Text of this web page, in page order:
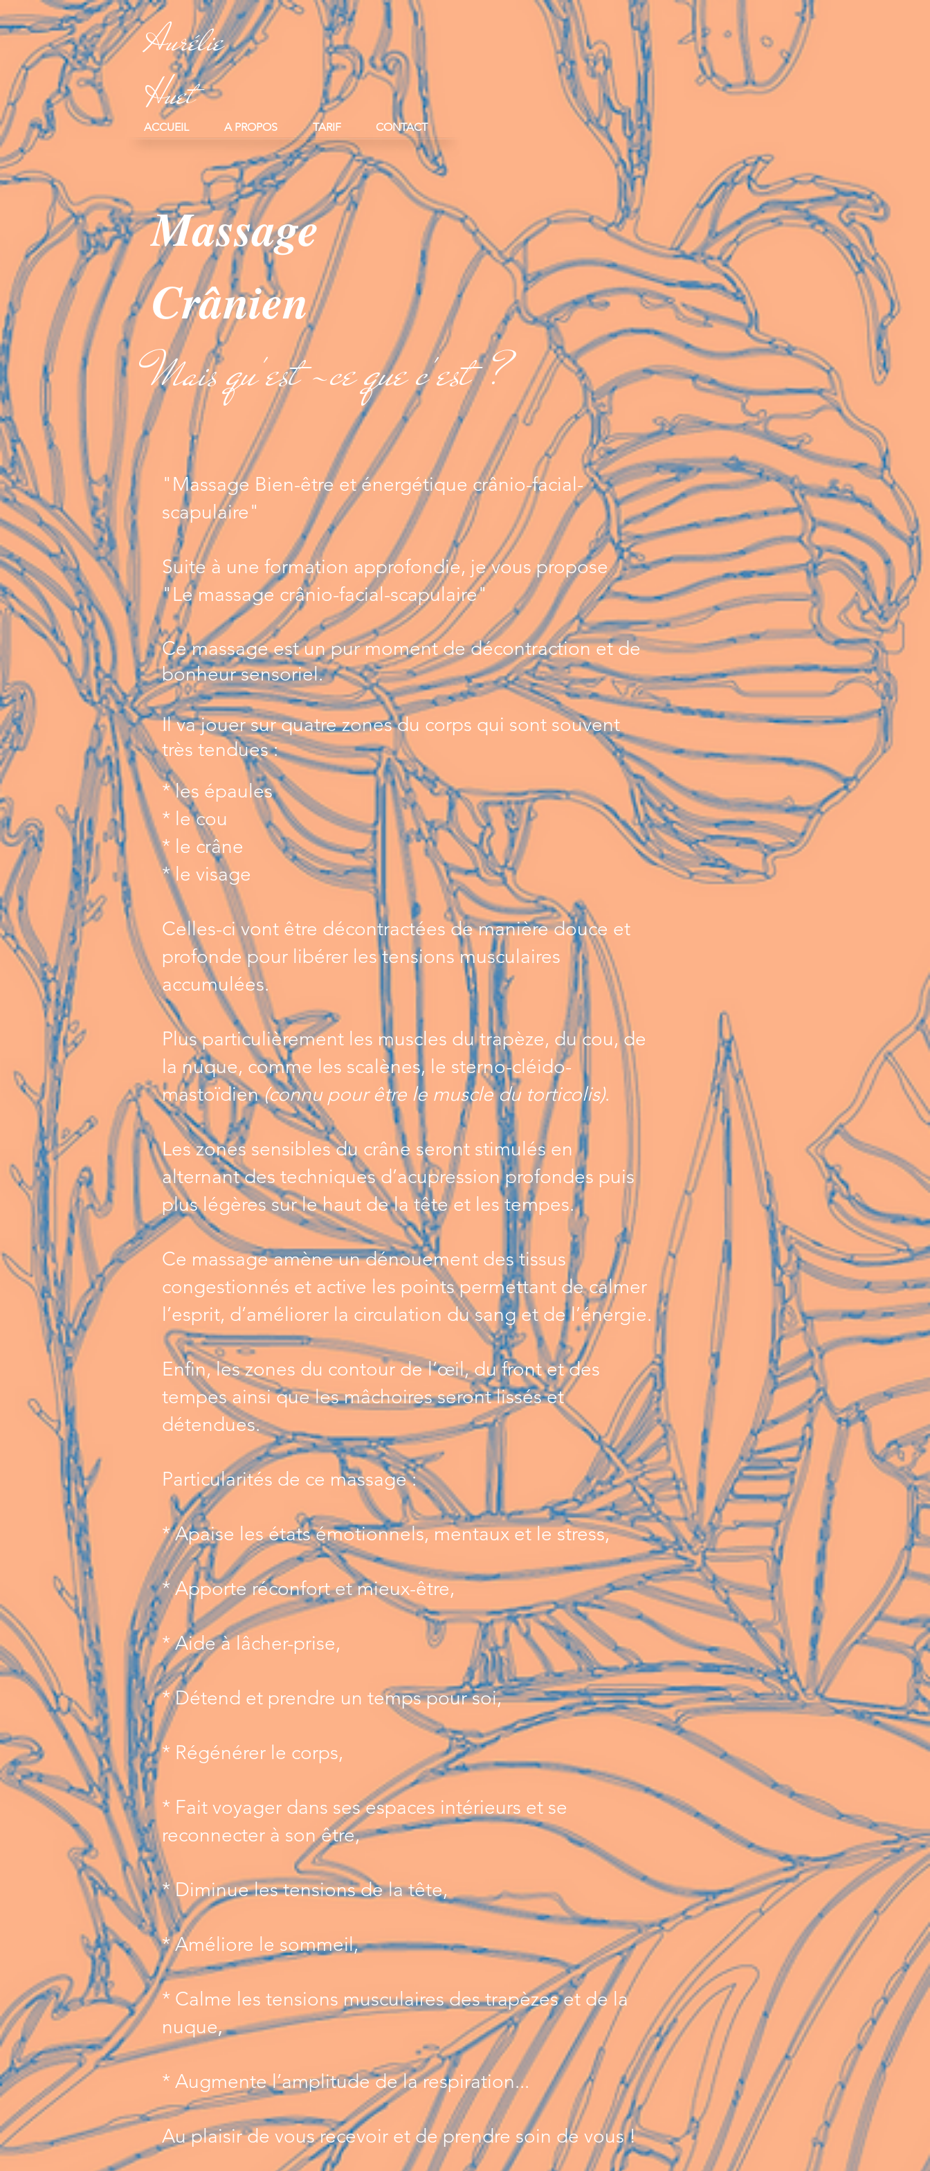
Retrouvez Aurélie Huet sur Resalib : annuaire, référencement et prise de rendez-vous pour les Réflexologues
ACCUEIL A PROPOS TARIF CONTACT
Aurélie
Huet
Massage
Crânien
Mais qu'est -ce que c'est ?
"Massage Bien-être et énergétique crânio-facial-
scapulaire"
Suite à une formation approfondie, je vous propose
"Le massage crânio-facial-scapulaire"
Ce massage est un pur moment de décontraction et de
bonheur sensoriel.
Il va jouer sur quatre zones du corps qui sont souvent
très tendues :
* les épaules
* le cou
* le crâne
* le visage
Celles-ci vont être décontractées de manière douce et
profonde pour libérer les tensions musculaires
accumulées.
Plus particulièrement les muscles du trapèze, du cou, de
la nuque, comme les scalènes, le sterno-cléido-
mastoïdien(connu pour être le muscle du torticolis).
Les zones sensibles du crâne seront stimulés en
alternant des techniques d’acupression profondes puis
plus légères sur le haut de la tête et les tempes.
Ce massage amène un dénouement des tissus
congestionnés et active les points permettant de calmer
l’esprit, d’améliorer la circulation du sang et de l’énergie.
Enfin, les zones du contour de l’œil, du front et des
tempes ainsi que les mâchoires seront lissés et
détendues.
Particularités de ce massage :
* Apaise les états émotionnels, mentaux et le stress,
* Apporte réconfort et mieux-être,
* Aide à lâcher-prise,
* Détend et prendre un temps pour soi,
* Régénérer le corps,
* Fait voyager dans ses espaces intérieurs et se
reconnecter à son être,
* Diminue les tensions de la tête,
* Améliore le sommeil,
* Calme les tensions musculaires des trapèzes et de la
nuque,
* Augmente l’amplitude de la respiration...
Au plaisir de vous recevoir et de prendre soin de vous !